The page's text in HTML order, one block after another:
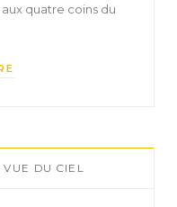
quatre coins du
DU CIEL